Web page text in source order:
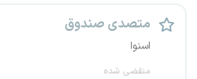
متصدی صندوق
اسنوا
منقضی شده